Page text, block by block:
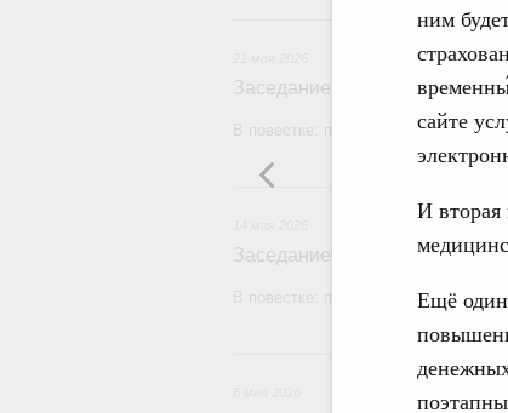
ним
сайте
И вторая
Ещё один
Заседание Правительства
В повестке: проекты федеральных
Заседание Правительства
В повестке: проекты федеральных